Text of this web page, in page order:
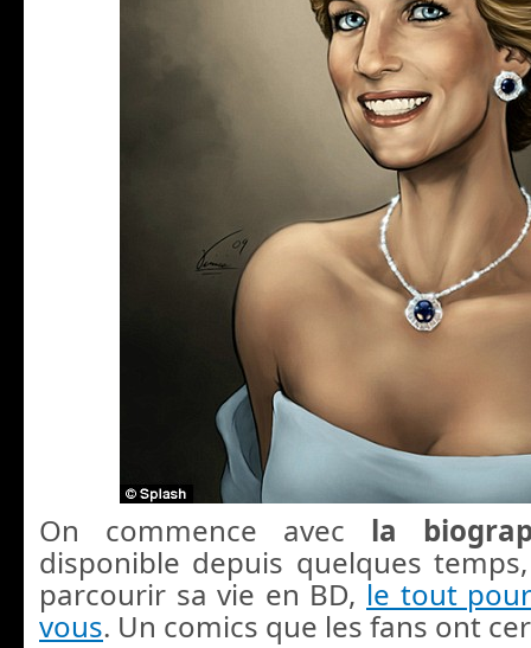
On commence avec la
disponible depuis quelques
parcourir sa vie en BD, le tout
vous. Un comics que les fans ont